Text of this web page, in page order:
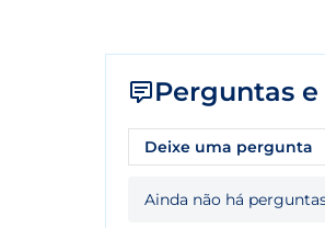
Perguntas
Deixe uma pergunta
Ainda não há